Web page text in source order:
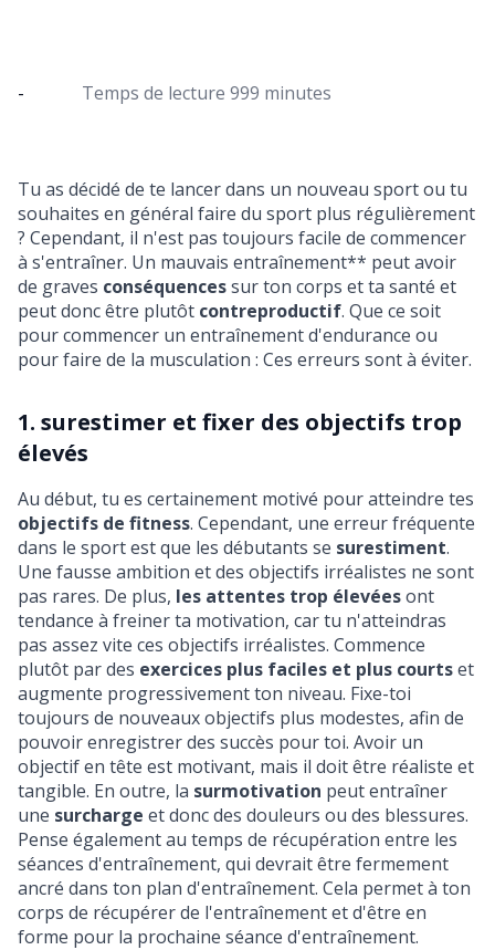
- Temps de lecture 999 minutes
Tu as décidé de te lancer dans un nouveau sport ou tu
souhaites en général faire du sport plus régulièrement
? Cependant, il n'est pas toujours facile de commencer
à s'entraîner. Un mauvais entraînement** peut avoir
de graves conséquencessur ton corps et ta santé et
peut donc être plutôt contreproductif. Que ce soit
pourcommencer un entraînement d'endurance ou
pourfaire de la musculation : Ces erreurs sont à éviter.
1. surestimer et fixer des objectifs trop
élevés
Au début, tu es certainement motivé pour atteindre tes
objectifs de fitness. Cependant, une erreur fréquente
dans le sport est que les débutants se surestiment.
Une fausse ambition et des objectifs irréalistes ne sont
pas rares. De plus, les attentes trop élevéesont
tendance à freiner ta motivation, car tu n'atteindras
pas assez vite ces objectifs irréalistes. Commence
plutôt par des exercices plus faciles et plus courtset
augmente progressivement ton niveau. Fixe-toi
toujours de nouveaux objectifs plus modestes, afin de
pouvoir enregistrer des succès pour toi. Avoir un
objectif en tête est motivant, mais il doit être réaliste et
tangible. En outre, la surmotivation peut entraîner
une surcharge et donc des douleurs ou des blessures.
Pense également au temps de récupération entre les
séances d'entraînement, qui devrait être fermement
ancré dans ton plan d'entraînement. Cela permet à ton
corps de récupérer de l'entraînement et d'être en
forme pour la prochaine séance d'entraînement.